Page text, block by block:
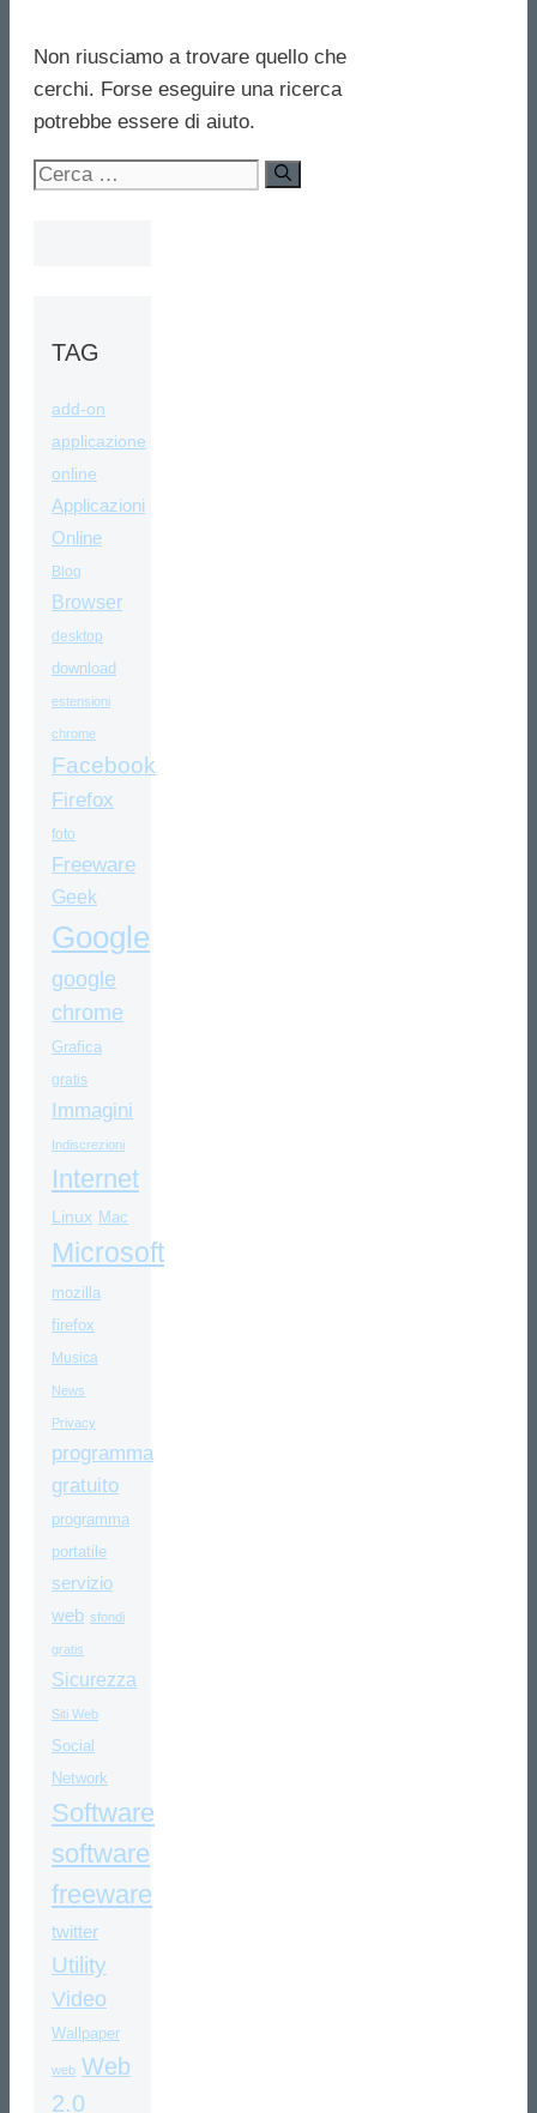
Non riusciamo a trovare quello che
cerchi. Forse eseguire una ricerca
potrebbe essere di aiuto.
Ricerca
TAG
add-on
applicazione
online
Applicazioni
Online
Blog
Browser
desktop
download
estensioni
chrome
Facebook
Firefox
foto
Freeware
Geek
Google
google
chrome
Grafica
gratis
Immagini
Indiscrezioni
Internet
Linux Mac
Microsoft
mozilla
firefox
Musica
News
Privacy
programma
gratuito
programma
portatile
servizio
web sfondi
gratis
Sicurezza
Siti Web
Social
Network
Software
software
freeware
twitter
Utility
Video
Wallpaper
web Web
2.0